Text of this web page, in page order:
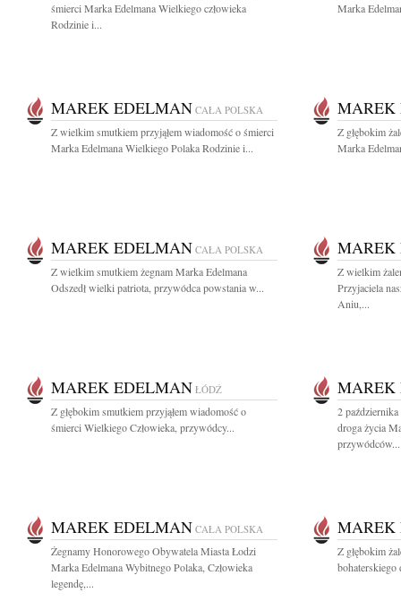
śmierci Marka Edelmana Wielkiego człowieka
Rodzinie i...
Marka
MAREK EDELMAN CAŁA POLSKA
Z wielkim smutkiem przyjąłem wiadomość o śmierci
Marka Edelmana Wielkiego Polaka Rodzinie i...
MAREK
Z głębokim
Marka
MAREK EDELMAN CAŁA POLSKA
Z wielkim smutkiem żegnam Marka Edelmana
Odszedł wielki patriota, przywódca powstania w...
MAREK
Z wielkim
Przyjaciela
Aniu,...
MAREK EDELMAN ŁÓDŹ
Z głębokim smutkiem przyjąłem wiadomość o
śmierci Wielkiego Człowieka, przywódcy...
MAREK
2 października
droga życia
przywódców...
MAREK EDELMAN CAŁA POLSKA
Żegnamy Honorowego Obywatela Miasta Łodzi
Marka Edelmana Wybitnego Polaka, Człowieka
legendę,...
MAREK
Z głębokim
bohaterskiego